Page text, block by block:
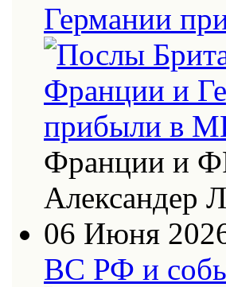
Германии
Франции и
Александер
06 Июня
ВС РФ и